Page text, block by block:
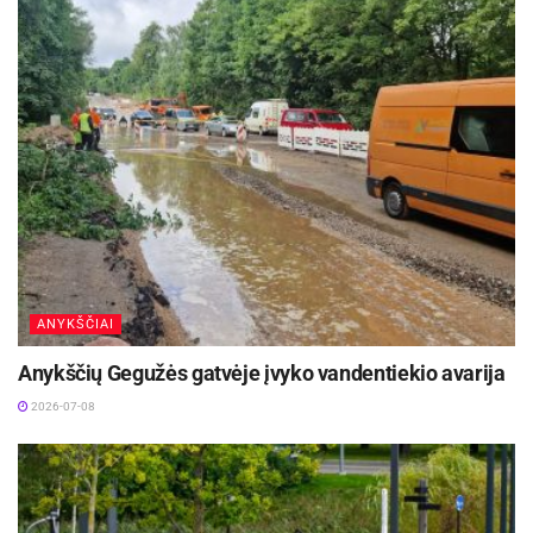
Pagrindinė Joniškio rajono ir Panevėžio miesto savivaldybių
merų rinkimų diena yra kovo 16 d., sekmadienis.
Rinkimai sekmadienį vyks tik šių dviejų savivaldybių rinkimų
apylinkėse nuo 7 valandos ryto iki 20 valandos vakaro.
VRK primena, kad svarbiausias rinkėjo dokumentas einant
balsuoti yra asmens tapatybės dokumentas: pasas arba asmens
tapatybės kortelė. Taip pat tinka ir kiti Lietuvos Respublikoje
išduoti dokumentai, kuriuose yra rinkėjo nuotrauka ir asmens
kodas: vairuotojo pažymėjimas, diplomatinis pasas ir pan.
VRK informacija
ANYKŠČIAI
Anykščių Gegužės gatvėje įvyko vandentiekio avarija
2026-07-08